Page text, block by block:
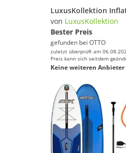
von LuxusKollektion
Bester Preis
gefunden bei OTTO
zuletzt überprüft am
Preis kann sich seitdem
Keine weiteren Anbieter